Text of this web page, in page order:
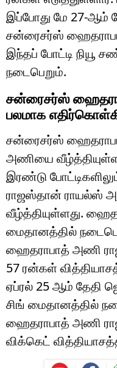
இப்போது மே 27-ஆம்
சன்ரைசர்ஸ்
இந்தப் போட்டி நியூ
நடைபெறும்.
சன்ரைசர்ஸ்
பலமாக
சன்ரைசர்ஸ்
அணியை
இரண்டு
ராஜஸ்தான் ராயல்ஸ்
வீழ்த்தியுள்ளது.
மைதானத்தில்
ஹைதராபாத் அணி
57 ரன்கள்
ஏப்ரல் 25 ஆம் தேதி
சிங் மைதானத்தில்
ஹைதராபாத் அணி
விக்கெட்